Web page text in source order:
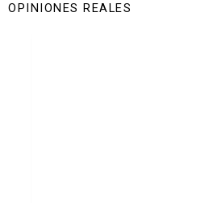
OPINIONES REALES